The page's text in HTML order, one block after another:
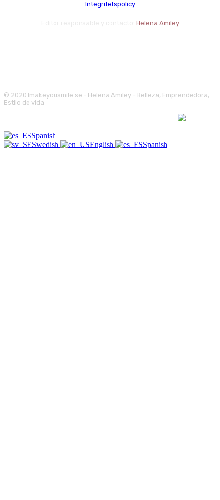
Integritetspolicy
Helena Amiley
© 2020 Imakeyousmile.se - Helena Amiley - Belleza, Emprendedora,
Estilo de vida
Spanish
Swedish
English Spanish